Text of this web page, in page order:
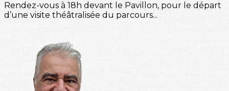
Rendez-vous à 18h devant le Pavillon, pour le départ
d’une visite théâtralisée du parcours...